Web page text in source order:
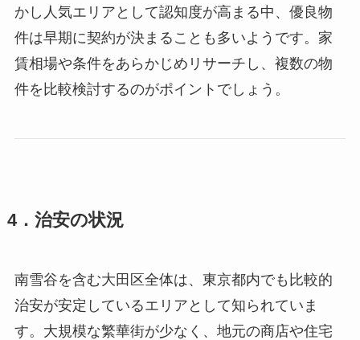
かし人気エリアとして認知度が高まる中、優良物
件は早期に契約が決まることも多いようです。家
賃相場や条件をあらかじめリサーチし、複数の物
件を比較検討するのがポイントでしょう。
4．治安の状況
南雪谷を含む大田区全体は、東京都内でも比較的
治安が安定しているエリアとして知られていま
す。大規模な繁華街が少なく、地元の商店や住宅